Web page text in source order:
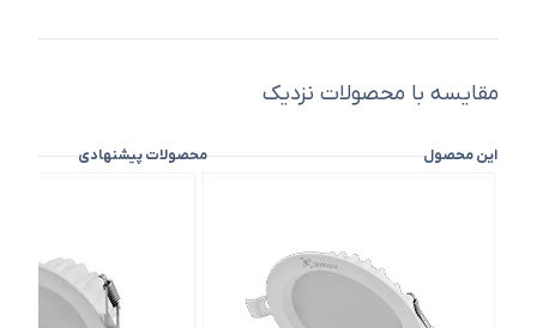
مقایسه با محصولات نزدیک
این محصول محصولات پیشنهادی